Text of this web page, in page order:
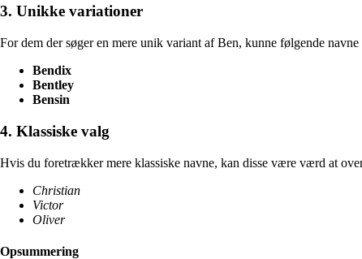
3. Unikke variationer
For dem der søger en mere unik variant af Ben, kunne følgende navne
Bendix
Bentley
Bensin
4. Klassiske valg
Hvis du foretrækker mere klassiske navne, kan disse være værd at
Christian
Victor
Oliver
Opsummering